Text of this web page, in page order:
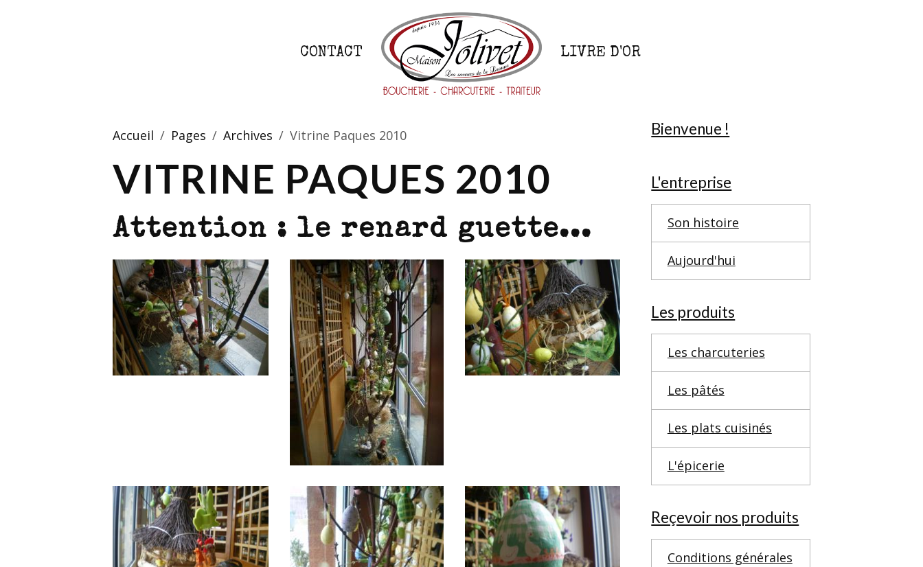
CONTACT LIVRE D'OR
Accueil Pages Archives Vitrine Paques 2010
VITRINE PAQUES 2010
Attention : le renard guette...
Bienvenue !
L'entreprise
Son histoire
Aujourd'hui
Les produits
Les charcuteries
Les pâtés
Les plats cuisinés
L'épicerie
Reçevoir nos produits
Conditions générales